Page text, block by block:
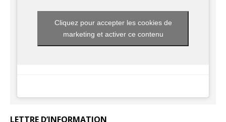
Cliquez pour accepter les cookies de
marketing et activer ce contenu
LETTRE D’INFORMATION